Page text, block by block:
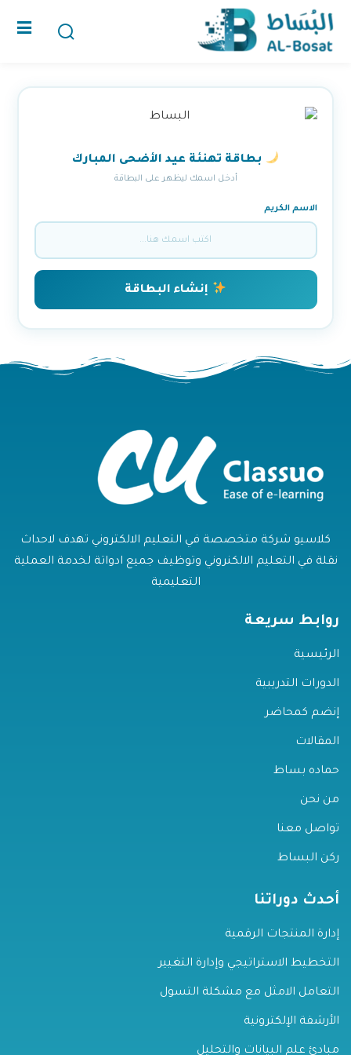
المقالات
تسجيل / دخول
بطاقة تهنئة عيد الأضحى المبارك
أدخل اسمك ليظهر على البطاقة
الاسم الكريم
إنشاء البطاقة
كلاسيو شركة متخصصة في التعليم الالكتروني تهدف لاحداث
نقلة في التعليم الالكنروني وتوظيف جميع ادواتة لخدمة العملية
التعليمية
روابط سريعة
الرئيسية
الدورات التدريبية
إنضم كمحاضر
المقالات
حماده بساط
من نحن
تواصل معنا
ركن البساط
أحدث دوراتنا
إدارة المنتجات الرقمية
التخطيط الاستراتيجي وإدارة التغيير
التعامل الامثل مع مشكلة التسول
الأرشفة الإلكترونية
مبادئ علم البيانات والتحليل
تسجيل الدخول
تذكرنى فقدت كلمة المرور الخاصة بك؟